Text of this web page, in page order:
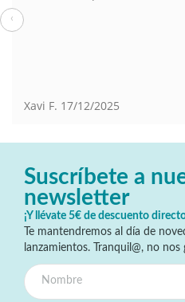
Xavi F. 17/12/2025
‹
Suscríbete a
newsletter
¡Y llévate 5€ de descuento
Te mantendremos al día de
lanzamientos. Tranquil@, no nos